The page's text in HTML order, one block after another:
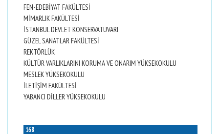
FEN-EDEBİYAT FAKÜLTESİ
MİMARLIK FAKÜLTESİ
İSTANBUL DEVLET KONSERVATUVARI
GÜZEL SANATLAR FAKÜLTESİ
REKTÖRLÜK
KÜLTÜR VARLIKLARINI KORUMA VE ONARIM YÜKSEKOKULU
MESLEK YÜKSEKOKULU
İLETİŞİM FAKÜLTESİ
YABANCI DİLLER YÜKSEKOKULU
168